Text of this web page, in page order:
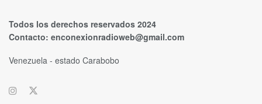
Todos los derechos reservados 2024
Contacto: enconexionradioweb@gmail.com
Venezuela - estado Carabobo